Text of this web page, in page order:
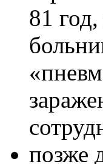
81
позже